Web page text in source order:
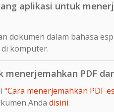
aplikasi untuk
dokumen dalam bahasa
komputer.
PDF
"Cara menerjemahkan PDF
Anda disini.